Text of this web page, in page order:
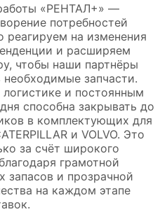
«РЕНТАЛ+» —
потребностей
реагируем на изменения
и расширяем
чтобы наши партнёры
запчасти.
и постоянным
способна закрывать до
в комплектующих для
и VOLVO. Это
за счёт широкого
грамотной
запасов и прозрачной
на каждом этапе